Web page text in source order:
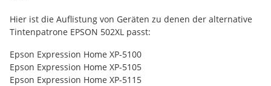
Hier ist die Auflistung von Geräten zu denen der alternative
Tintenpatrone EPSON 502XL passt:
Epson Expression Home XP-5100
Epson Expression Home XP-5105
Epson Expression Home XP-5115